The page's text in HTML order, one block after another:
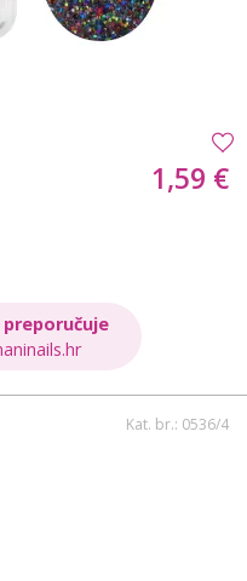
1,59 €
preporučuje
Kat. br.: 0536/4